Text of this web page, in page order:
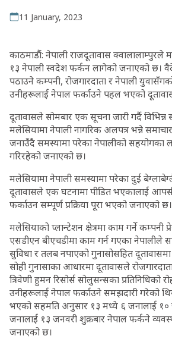
11 January, 2023
काठमाडौं: नेपाली राजदूतावास क्वालालाम्पुरले
१३ नेपाली स्वदेश फर्कन लागेको जनाएको छ।
पठाउने कम्पनी, रोजगारदाता र नेपाली
उनीहरूलाई नेपाल फर्काउने पहल भएको
दूतावासले सोमबार एक सूचना जारी गर्दै
मलेसियामा नेपाली नागरिक अलपत्र भन्ने
जनाउँदै समस्यामा परेका नेपालीको सहयोगका
गरिरहेको जनाएको छ।
मलेसियामा नेपाली समस्यामा परेका दुई
दूतावासले एक घटनामा पीडित भएकालाई
फर्काउन सम्पूर्ण प्रक्रिया पूरा भएको जनाएको छ।
मलेसियाको प्लान्टेशन क्षेत्रमा काम गर्ने कम्पनी
एसडीएन बीएचडीमा काम गर्न गएका नेपालीले
सुविधा र तलब नपाएको गुनासोसहित
सोही गुनासाका आधारमा दूतावासले
त्रिवेणी हुमन रिसोर्स सोलुसन्सका
उनीहरूलाई नेपाल फर्काउने समझदारी गरेको
भएको सहमति अनुसार १३ मध्ये ६ जनालाई १०
जनालाई १३ जनवरी शुक्रबार नेपाल फर्कने
जनाएको छ।